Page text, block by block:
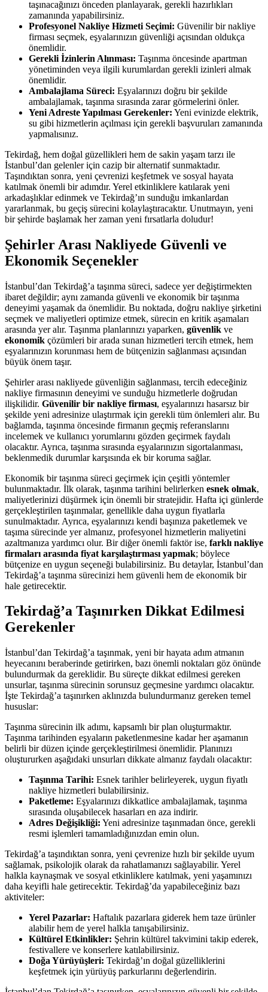
taşınacağınızı önceden planlayarak, gerekli hazırlıkları
zamanında yapabilirsiniz.
Profesyonel Nakliye Hizmeti Seçimi: Güvenilir bir nakliye
firması seçmek, eşyalarınızın güvenliği açısından oldukça
önemlidir.
Gerekli İzinlerin Alınması: Taşınma öncesinde apartman
yönetiminden veya ilgili kurumlardan gerekli izinleri almak
önemlidir.
Ambalajlama Süreci: Eşyalarınızı doğru bir şekilde
ambalajlamak, taşınma sırasında zarar görmelerini önler.
Yeni Adreste Yapılması Gerekenler: Yeni evinizde elektrik,
su gibi hizmetlerin açılması için gerekli başvuruları zamanında
yapmalısınız.
Tekirdağ, hem doğal güzellikleri hem de sakin yaşam tarzı ile
İstanbul’dan gelenler için cazip bir alternatif sunmaktadır.
Taşındıktan sonra, yeni çevrenizi keşfetmek ve sosyal hayata
katılmak önemli bir adımdır. Yerel etkinliklere katılarak yeni
arkadaşlıklar edinmek ve Tekirdağ’ın sunduğu imkanlardan
yararlanmak, bu geçiş sürecini kolaylaştıracaktır. Unutmayın, yeni
bir şehirde başlamak her zaman yeni fırsatlarla doludur!
Şehirler Arası Nakliyede Güvenli ve
Ekonomik Seçenekler
İstanbul’dan Tekirdağ’a taşınma süreci, sadece yer değiştirmekten
ibaret değildir; aynı zamanda güvenli ve ekonomik bir taşınma
deneyimi yaşamak da önemlidir. Bu noktada, doğru nakliye şirketini
seçmek ve maliyetleri optimize etmek, sürecin en kritik aşamaları
arasında yer alır. Taşınma planlarınızı yaparken, güvenlik ve
ekonomik çözümleri bir arada sunan hizmetleri tercih etmek, hem
eşyalarınızın korunması hem de bütçenizin sağlanması açısından
büyük önem taşır.
Şehirler arası nakliyede güvenliğin sağlanması, tercih edeceğiniz
nakliye firmasının deneyimi ve sunduğu hizmetlerle doğrudan
ilişkilidir. Güvenilir bir nakliye firması, eşyalarınızı hasarsız bir
şekilde yeni adresinize ulaştırmak için gerekli tüm önlemleri alır. Bu
bağlamda, taşınma öncesinde firmanın geçmiş referanslarını
incelemek ve kullanıcı yorumlarını gözden geçirmek faydalı
olacaktır. Ayrıca, taşınma sırasında eşyalarınızın sigortalanması,
beklenmedik durumlar karşısında ek bir koruma sağlar.
Ekonomik bir taşınma süreci geçirmek için çeşitli yöntemler
bulunmaktadır. İlk olarak, taşınma tarihini belirlerken esnek olmak,
maliyetlerinizi düşürmek için önemli bir stratejidir. Hafta içi günlerde
gerçekleştirilen taşınmalar, genellikle daha uygun fiyatlarla
sunulmaktadır. Ayrıca, eşyalarınızı kendi başınıza paketlemek ve
taşıma sürecinde yer almanız, profesyonel hizmetlerin maliyetini
azaltmanıza yardımcı olur. Bir diğer önemli faktör ise, farklı nakliye
firmaları arasında fiyat karşılaştırması yapmak; böylece
bütçenize en uygun seçeneği bulabilirsiniz. Bu detaylar, İstanbul’dan
Tekirdağ’a taşınma sürecinizi hem güvenli hem de ekonomik bir
hale getirecektir.
Tekirdağ’a Taşınırken Dikkat Edilmesi
Gerekenler
İstanbul’dan Tekirdağ’a taşınmak, yeni bir hayata adım atmanın
heyecanını beraberinde getirirken, bazı önemli noktaları göz önünde
bulundurmak da gereklidir. Bu süreçte dikkat edilmesi gereken
unsurlar, taşınma sürecinin sorunsuz geçmesine yardımcı olacaktır.
İşte Tekirdağ’a taşınırken aklınızda bulundurmanız gereken temel
hususlar:
Taşınma sürecinin ilk adımı, kapsamlı bir plan oluşturmaktır.
Taşınma tarihinden eşyaların paketlenmesine kadar her aşamanın
belirli bir düzen içinde gerçekleştirilmesi önemlidir. Planınızı
oluştururken aşağıdaki unsurları dikkate almanız faydalı olacaktır:
Taşınma Tarihi: Esnek tarihler belirleyerek, uygun fiyatlı
nakliye hizmetleri bulabilirsiniz.
Paketleme: Eşyalarınızı dikkatlice ambalajlamak, taşınma
sırasında oluşabilecek hasarları en aza indirir.
Adres Değişikliği: Yeni adresinize taşınmadan önce, gerekli
resmi işlemleri tamamladığınızdan emin olun.
Tekirdağ’a taşındıktan sonra, yeni çevrenize hızlı bir şekilde uyum
sağlamak, psikolojik olarak da rahatlamanızı sağlayabilir. Yerel
halkla kaynaşmak ve sosyal etkinliklere katılmak, yeni yaşamınızı
daha keyifli hale getirecektir. Tekirdağ’da yapabileceğiniz bazı
aktiviteler:
Yerel Pazarlar: Haftalık pazarlara giderek hem taze ürünler
alabilir hem de yerel halkla tanışabilirsiniz.
Kültürel Etkinlikler: Şehrin kültürel takvimini takip ederek,
festivallere ve konserlere katılabilirsiniz.
Doğa Yürüyüşleri: Tekirdağ’ın doğal güzelliklerini
keşfetmek için yürüyüş parkurlarını değerlendirin.